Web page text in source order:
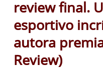
review final.
esportivo
autora
Review)